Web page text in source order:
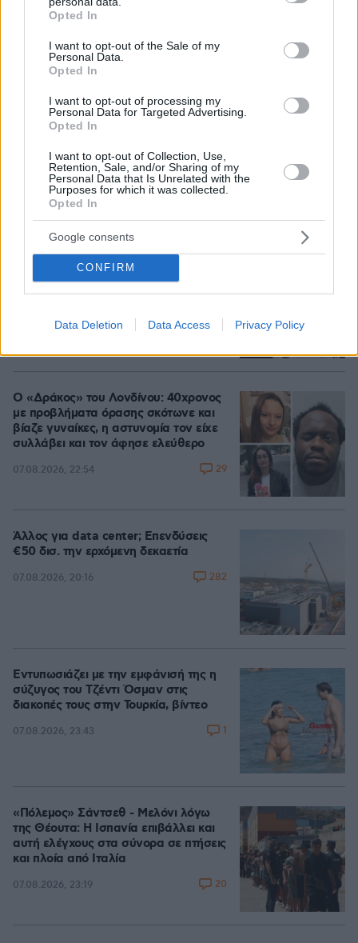
grant or deny consent to Google and its third-party tags to
use your data for below specified purposes in below Google
consent section.
Opted In
I want to opt-out of the Sale of my
Personal Data.
Opted In
I want to opt-out of processing my
Personal Data for Targeted Advertising.
Opted In
I want to opt-out of Collection, Use,
Retention, Sale, and/or Sharing of my
Personal Data that Is Unrelated with the
Purposes for which it was collected.
Opted In
Google consents
CONFIRM
Data Deletion Data Access Privacy Policy
Η Λίλα Μπακλέση έφερε στον κόσμο το πρώτο
της παιδί, δείτε την ανάρτηση του συντρόφου της
περί... λαού και εξουσίας
07.08.2026, 22:23
Βάλθηκε να τρελάνει κόσμο ο Καντέρ:
Ο Τούρκος πρώην σέντερ του NBA
δηλώνει ότι πληροί τα κριτήρια...
να παίξει στο WNBA
Ο «Δράκος» του Λονδίνου: 40χρονος
με προβλήματα όρασης σκότωνε και
βίαζε γυναίκες, η αστυνομία τον είχε
συλλάβει και τον άφησε ελεύθερο
07.08.2026, 22:54 29
Άλλος για data center; Επενδύσεις
€50 δισ. την ερχόμενη δεκαετία
07.08.2026, 20:16 282
Εντυπωσιάζει με την εμφάνισή της η
σύζυγος του Τζέντι Όσμαν στις
διακοπές τους στην Τουρκία, βίντεο
07.08.2026, 23:43 1
«Πόλεμος» Σάντσεθ - Μελόνι λόγω
της Θέουτα: Η Ισπανία επιβάλλει και
αυτή ελέγχους στα σύνορα σε πτήσεις
και πλοία από Ιταλία
07.08.2026, 23:19 20